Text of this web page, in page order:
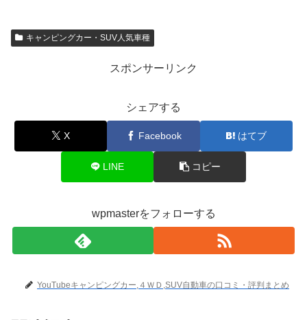
キャンピングカー・SUV人気車種
スポンサーリンク
シェアする
X Facebook はてブ
LINE コピー
wpmasterをフォローする
YouTubeキャンピングカー,４ＷＤ,SUV自動車の口コミ・評判まとめ